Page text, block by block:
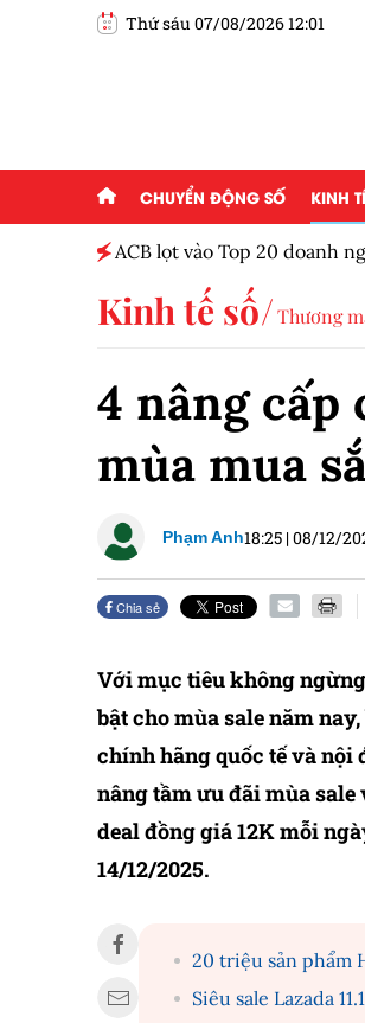
Thứ sáu 07/08/2026 12:01
CHUYỂN ĐỘNG SỐ KINH
ACB lọt vào Top 20 doanh
Kinh tế số Thương
4 nâng cấp
mùa mua
Phạm Anh18:25 |08/12/
Chia sẻ
Với mục tiêu không
bật cho mùa sale năm
chính hãng quốc tế và nội
nâng tầm ưu đãi mùa
deal đồng giá 12K mỗi
14/12/2025.
20 triệu sản phẩm
Siêu sale Lazada